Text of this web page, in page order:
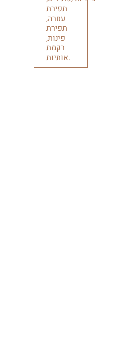
תפירת
עטרה,
תפירת
פינות,
רקמת
אותיות.